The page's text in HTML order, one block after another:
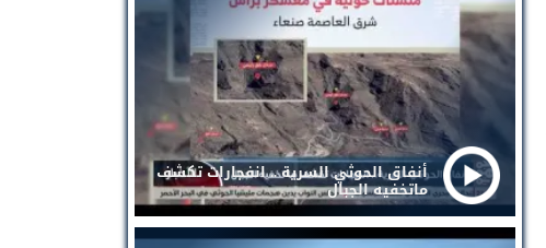
أنفاق الحوثي السرية .. انفجارات تكشف
ماتخفيه الجبال